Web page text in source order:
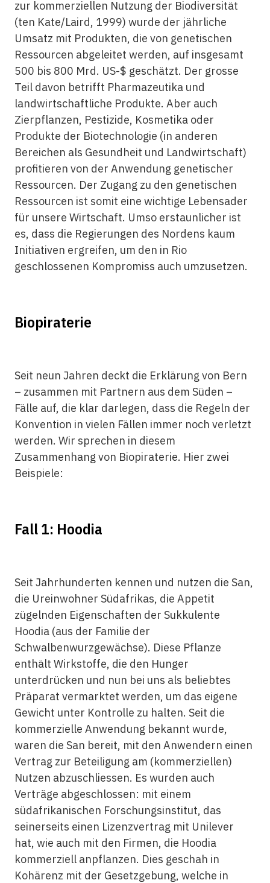
zur kommerziellen Nutzung der Biodiversität
(ten Kate/Laird, 1999) wurde der jährliche
Umsatz mit Produkten, die von genetischen
Ressourcen abgeleitet werden, auf insgesamt
500 bis 800 Mrd. US-$ geschätzt. Der grosse
Teil davon betrifft Pharmazeutika und
landwirtschaftliche Produkte. Aber auch
Zierpflanzen, Pestizide, Kosmetika oder
Produkte der Biotechnologie (in anderen
Bereichen als Gesundheit und Landwirtschaft)
profitieren von der Anwendung genetischer
Ressourcen. Der Zugang zu den genetischen
Ressourcen ist somit eine wichtige Lebensader
für unsere Wirtschaft. Umso erstaunlicher ist
es, dass die Regierungen des Nordens kaum
Initiativen ergreifen, um den in Rio
geschlossenen Kompromiss auch umzusetzen.
Biopiraterie
Seit neun Jahren deckt die Erklärung von Bern
– zusammen mit Partnern aus dem Süden –
Fälle auf, die klar darlegen, dass die Regeln der
Konvention in vielen Fällen immer noch verletzt
werden. Wir sprechen in diesem
Zusammenhang von Biopiraterie. Hier zwei
Beispiele:
Fall 1: Hoodia
Seit Jahrhunderten kennen und nutzen die San,
die Ureinwohner Südafrikas, die Appetit
zügelnden Eigenschaften der Sukkulente
Hoodia (aus der Familie der
Schwalbenwurzgewächse). Diese Pflanze
enthält Wirkstoffe, die den Hunger
unterdrücken und nun bei uns als beliebtes
Präparat vermarktet werden, um das eigene
Gewicht unter Kontrolle zu halten. Seit die
kommerzielle Anwendung bekannt wurde,
waren die San bereit, mit den Anwendern einen
Vertrag zur Beteiligung am (kommerziellen)
Nutzen abzuschliessen. Es wurden auch
Verträge abgeschlossen: mit einem
südafrikanischen Forschungsinstitut, das
seinerseits einen Lizenzvertrag mit Unilever
hat, wie auch mit den Firmen, die Hoodia
kommerziell anpflanzen. Dies geschah in
Kohärenz mit der Gesetzgebung, welche in